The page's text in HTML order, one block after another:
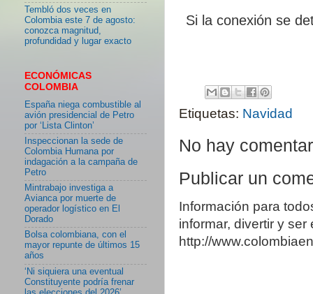
Si la conexión se
Etiquetas: Navidad
No hay
Publicar un
Información para
informar, divertir y
http://
Tembló dos veces en
Colombia este 7 de agosto:
conozca magnitud,
profundidad y lugar exacto
ECONÓMICAS
COLOMBIA
España niega combustible al
avión presidencial de Petro
por ‘Lista Clinton’
Inspeccionan la sede de
Colombia Humana por
indagación a la campaña de
Petro
Mintrabajo investiga a
Avianca por muerte de
operador logístico en El
Dorado
Bolsa colombiana, con el
mayor repunte de últimos 15
años
‘Ni siquiera una eventual
Constituyente podría frenar